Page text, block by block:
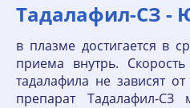
Тадалафил-СЗ -
в плазме достигается в
приема внутрь.
тадалафила не зависят
препарат Тадалафил-